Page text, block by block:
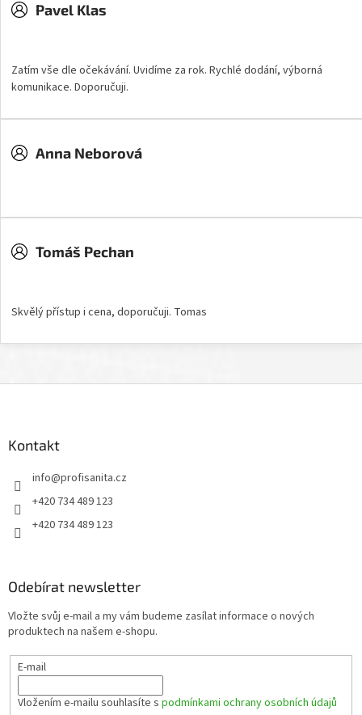
Pavel Klas
Zatím vše dle očekávání. Uvidíme za rok. Rychlé dodání, výborná
komunikace. Doporučuji.
Anna Neborová
Tomáš Pechan
Skvělý přístup i cena, doporučuji. Tomas
Kontakt
info@profisanita.cz
+420 734 489 123
+420 734 489 123
Odebírat newsletter
Vložte svůj e-mail a my vám budeme zasílat informace o nových
produktech na našem e-shopu.
E-mail
Vložením e-mailu souhlasíte s podmínkami ochrany osobních údajů